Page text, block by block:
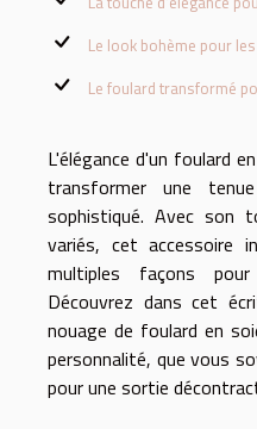
Le look bohème pour
Le foulard transformé
L'élégance d'un foulard
transformer une
sophistiqué. Avec son
variés, cet accessoire
multiples façons pour
Découvrez dans cet
nouage de foulard en
personnalité, que vous
pour une sortie